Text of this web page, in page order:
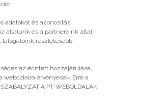
adatokat és azonosítási
általunk és a partnereink által
részletesebb
az érintett hozzájárulása,
érvényesek. Erre a
A PT-WEBOLDALAK